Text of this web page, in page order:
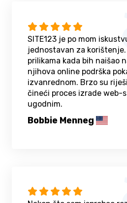
SITE123 je po mom
jednostavan za
prilikama kada bih naišao
njihova online podrška
izvanrednom. Brzo su
čineći proces izrade web-
ugodnim.
Bobbie Menneg